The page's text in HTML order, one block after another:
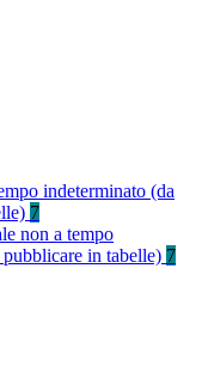
indeterminato (da
7
non a tempo
in tabelle) 7